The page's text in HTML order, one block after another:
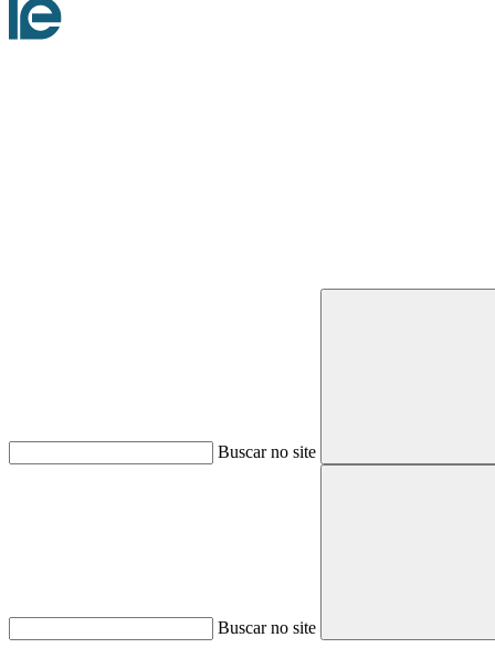
Buscar no site
Buscar no site